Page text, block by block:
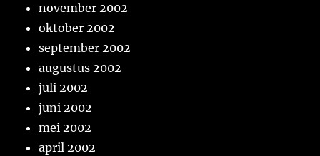
november 2002
oktober 2002
september 2002
augustus 2002
juli 2002
juni 2002
mei 2002
april 2002